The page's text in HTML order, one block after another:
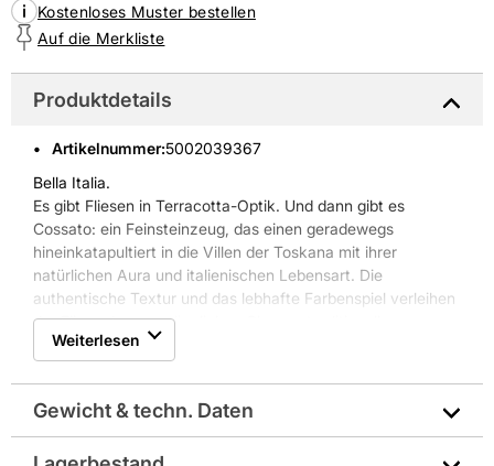
Kostenloses Muster bestellen
Auf die Merkliste
Produktdetails
Artikelnummer:5002039367
Bella Italia.
Es gibt Fliesen in Terracotta-Optik. Und dann gibt es
Cossato: ein Feinsteinzeug, das einen geradewegs
hineinkatapultiert in die Villen der Toskana mit ihrer
natürlichen Aura und italienischen Lebensart. Die
authentische Textur und das lebhafte Farbenspiel verleihen
der Fliese den ursprünglichen Charme traditioneller
Handwerkskunst. Die warmen Erdtöne und das samtmatte
Finish machen sie zur vielseitigen Begleitung zeitloser
Lebensräume. Auf dem Land, in der Stadt. In Küche, Bad
und Wohnbereich.
Weiterlesen
Gewicht & techn. Daten